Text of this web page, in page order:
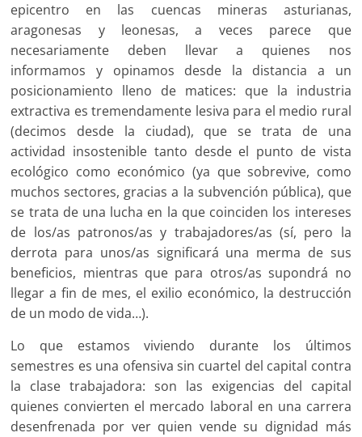
epicentro en las cuencas mineras asturianas,
aragonesas y leonesas, a veces parece que
necesariamente deben llevar a quienes nos
informamos y opinamos desde la distancia a un
posicionamiento lleno de matices: que la industria
extractiva es tremendamente lesiva para el medio rural
(decimos desde la ciudad), que se trata de una
actividad insostenible tanto desde el punto de vista
ecológico como económico (ya que sobrevive, como
muchos sectores, gracias a la subvención pública), que
se trata de una lucha en la que coinciden los intereses
de los/as patronos/as y trabajadores/as (sí, pero la
derrota para unos/as significará una merma de sus
beneficios, mientras que para otros/as supondrá no
llegar a fin de mes, el exilio económico, la destrucción
de un modo de vida…).
Lo que estamos viviendo durante los últimos
semestres es una ofensiva sin cuartel del capital contra
la clase trabajadora: son las exigencias del capital
quienes convierten el mercado laboral en una carrera
desenfrenada por ver quien vende su dignidad más